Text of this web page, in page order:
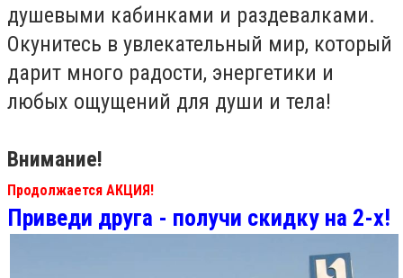
душевыми кабинками и раздевалками.
Окунитесь в увлекательный мир, который
дарит много радости, энергетики и
любых ощущений для души и тела!
Внимание!
Продолжается АКЦИЯ!
Приведи друга - получи скидку на 2-х!